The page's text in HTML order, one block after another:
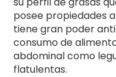
posee propiedades
tiene gran poder
consumo de
abdominal como
flatulentas.